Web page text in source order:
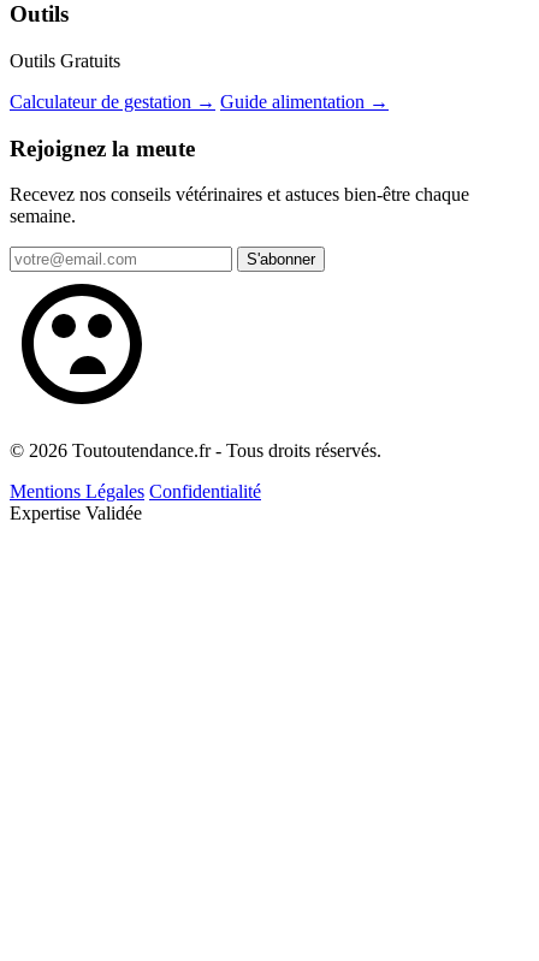
Outils
Outils Gratuits
Calculateur de gestation → Guide alimentation →
Rejoignez la meute
Recevez nos conseils vétérinaires et astuces bien-être chaque
semaine.
S'abonner
© 2026 Toutoutendance.fr - Tous droits réservés.
Mentions Légales Confidentialité
Expertise Validée